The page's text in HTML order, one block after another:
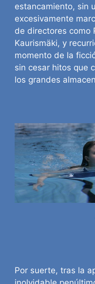
estancamiento, sin
excesivamente
de directores como
Kaurismäki, y
momento de la
sin cesar hitos que
los grandes
Por suerte, tras la